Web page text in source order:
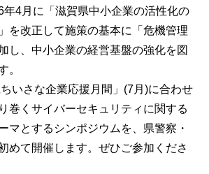
年4月に「滋賀県中小企業の活性化の
を改正して施策の基本に「危機管理
し、中小企業の経営基盤の強化を図
。
いさな企業応援月間」(7月)に合わせ
巻くサイバーセキュリティに関する
マとするシンポジウムを、県警察・
めて開催します。ぜひご参加くださ